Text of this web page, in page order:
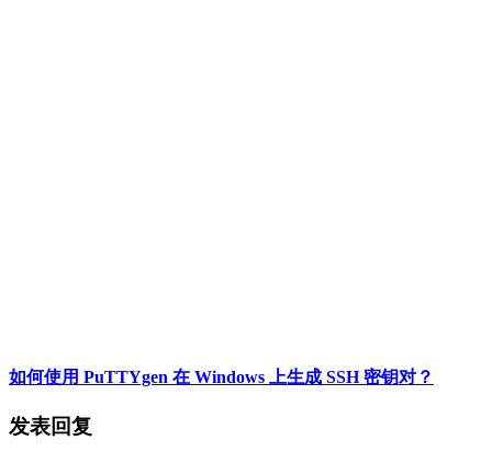
如何使用 PuTTYgen 在 Windows 上生成 SSH 密钥对？
发表回复